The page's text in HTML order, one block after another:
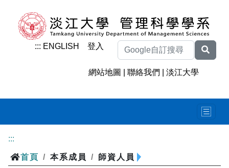
::: ENGLISH 登入
網站地圖 |聯絡我們 |淡江大學
:::
首頁 / 本系成員 / 師資人員